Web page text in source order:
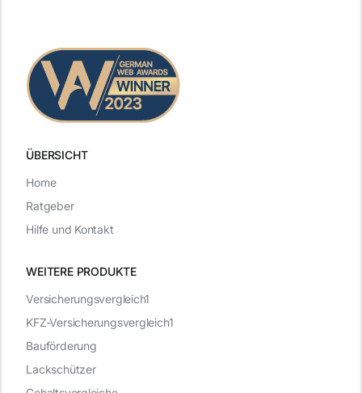
ÜBERSICHT
WEITERE PRODUKTE
Versicherungsvergleich1
KFZ-Versicherungsvergleich1
Bauförderung
Lackschützer
Home
Ratgeber
Hilfe und Kontakt